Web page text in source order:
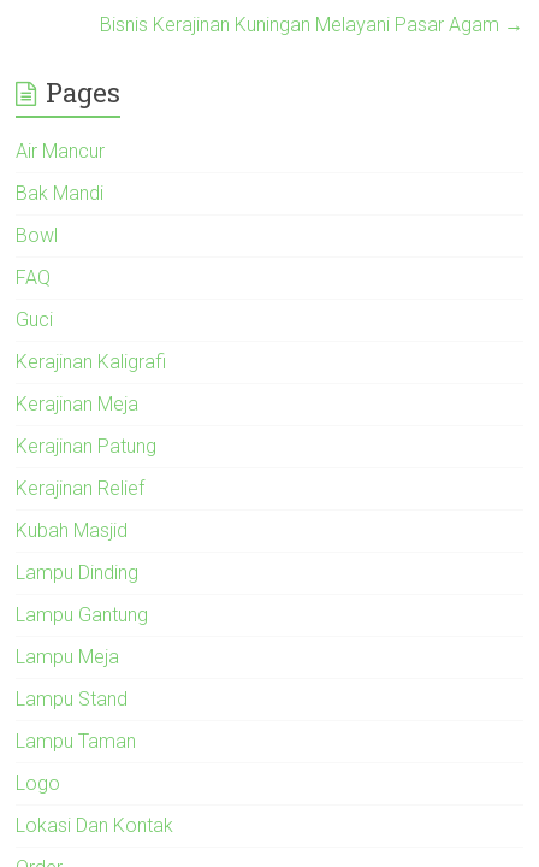
Bisnis Kerajinan Kuningan Melayani Pasar Agam →
Pages
Air Mancur
Bak Mandi
Bowl
FAQ
Guci
Kerajinan Kaligrafi
Kerajinan Meja
Kerajinan Patung
Kerajinan Relief
Kubah Masjid
Lampu Dinding
Lampu Gantung
Lampu Meja
Lampu Stand
Lampu Taman
Logo
Lokasi Dan Kontak